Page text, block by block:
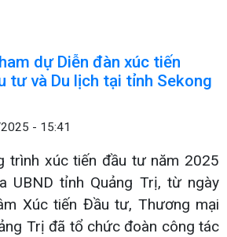
dự Diễn đàn xúc tiến
tư và Du lịch tại tỉnh Sekong
- 15:41
trình xúc tiến đầu tư năm 2025
UBND tỉnh Quảng Trị, từ ngày
Xúc tiến Đầu tư, Thương mại
Trị đã tổ chức đoàn công tác